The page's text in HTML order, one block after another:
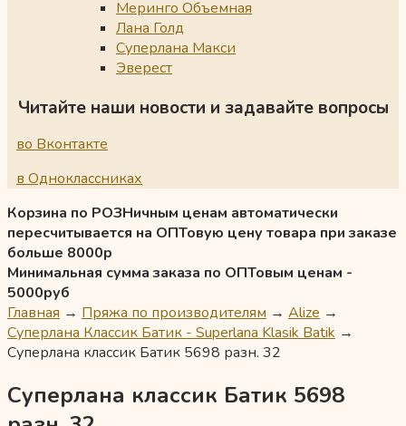
Меринго Объемная
Лана Голд
Суперлана Макси
Эверест
Читайте наши новости и задавайте вопросы
во Вконтакте
в Одноклассниках
Корзина по РОЗНичным ценам автоматически
пересчитывается на ОПТовую цену товара при заказе
больше 8000р
Минимальная сумма заказа по ОПТовым ценам -
5000руб
Главная → Пряжа по производителям → Alize →
Суперлана Классик Батик - Superlana Klasik Batik →
Суперлана классик Батик 5698 разн. 32
Суперлана классик Батик 5698